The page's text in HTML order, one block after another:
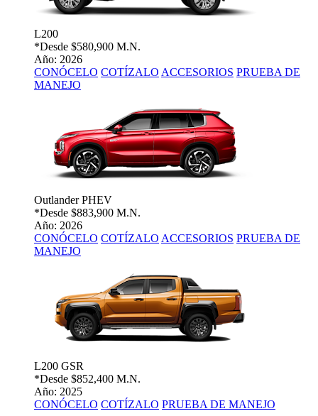
L200
*Desde $580,900 M.N.
Año: 2026
CONÓCELO COTÍZALO ACCESORIOS PRUEBA DE
MANEJO
Outlander PHEV
*Desde $883,900 M.N.
Año: 2026
CONÓCELO COTÍZALO ACCESORIOS PRUEBA DE
MANEJO
L200 GSR
*Desde $852,400 M.N.
Año: 2025
CONÓCELO COTÍZALO PRUEBA DE MANEJO